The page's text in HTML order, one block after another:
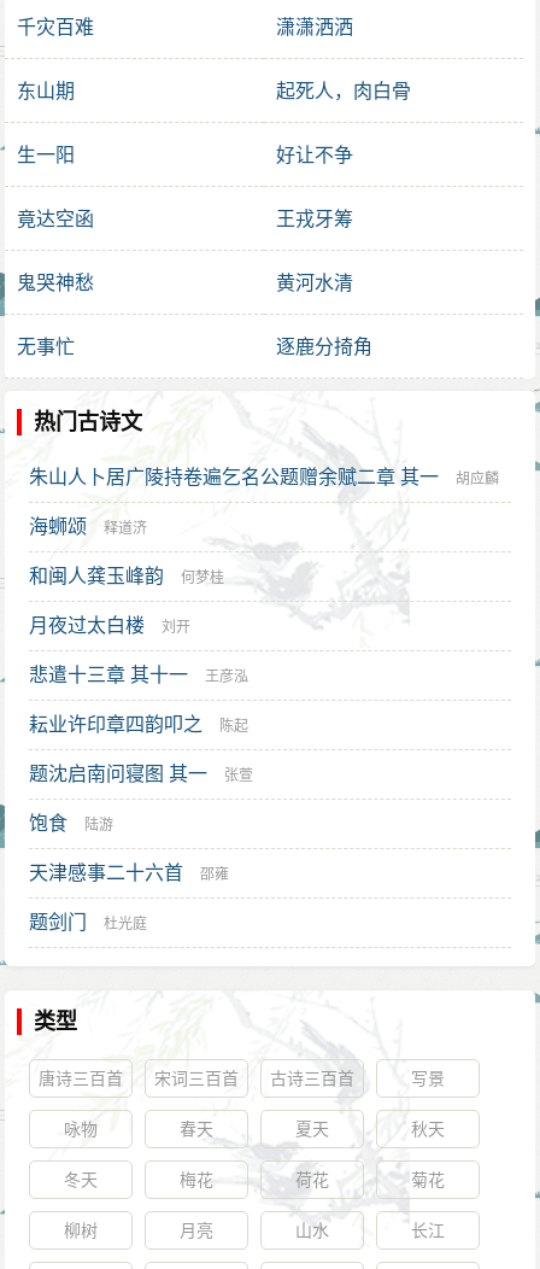
千灾百难 潇潇洒洒
东山期 起死人，肉白骨
生一阳 好让不争
竟达空函 王戎牙筹
鬼哭神愁 黄河水清
无事忙 逐鹿分掎角
热门古诗文
朱山人卜居广陵持卷遍乞名公题赠余赋二章 其一 胡应麟
海蛳颂 释道济
和闽人龚玉峰韵 何梦桂
月夜过太白楼 刘开
悲遣十三章 其十一 王彦泓
耘业许印章四韵叩之 陈起
题沈启南问寝图 其一 张萱
饱食 陆游
天津感事二十六首 邵雍
题剑门 杜光庭
类型
唐诗三百首 宋词三百首 古诗三百首 写景
咏物 春天 夏天 秋天
冬天 梅花 荷花 菊花
柳树 月亮 山水 长江